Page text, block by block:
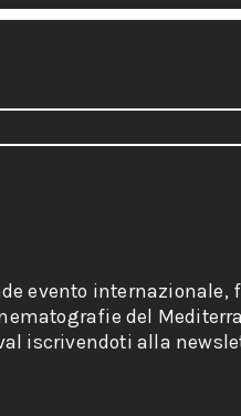
evento internazionale,
del
iscrivendoti alla